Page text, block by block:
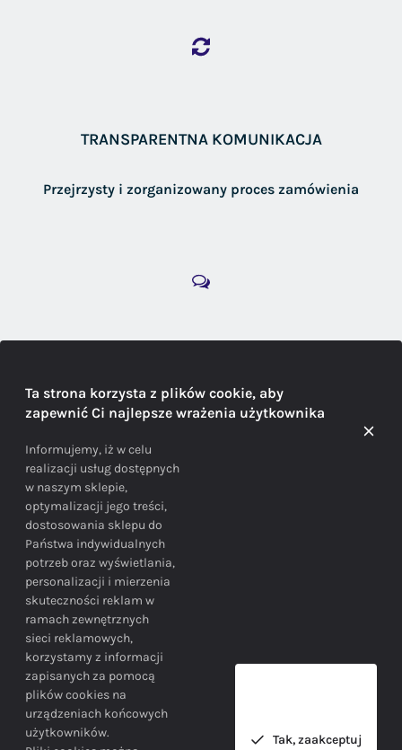
TRANSPARENTNA KOMUNIKACJA
Przejrzysty i zorganizowany proces zamówienia
Doradzamy na każdym etapie zakupu
BEZPIECZEŃSTWO
Bezpieczne zakupy gwarantowane!
Ta strona korzysta z plików cookie, aby
zapewnić Ci najlepsze wrażenia użytkownika
Informujemy, iż w celu
realizacji usług dostępnych
w naszym sklepie,
optymalizacji jego treści,
dostosowania sklepu do
Państwa indywidualnych
potrzeb oraz wyświetlania,
personalizacji i mierzenia
skuteczności reklam w
ramach zewnętrznych
sieci reklamowych,
korzystamy z informacji
zapisanych za pomocą
plików cookies na
urządzeniach końcowych
użytkowników.
Tak, zaakceptuj